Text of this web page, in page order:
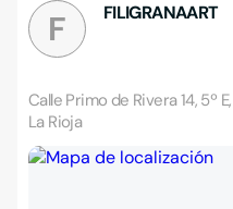
F FILIGRANAART
Calle Primo de Rivera 14, 5º
La Rioja